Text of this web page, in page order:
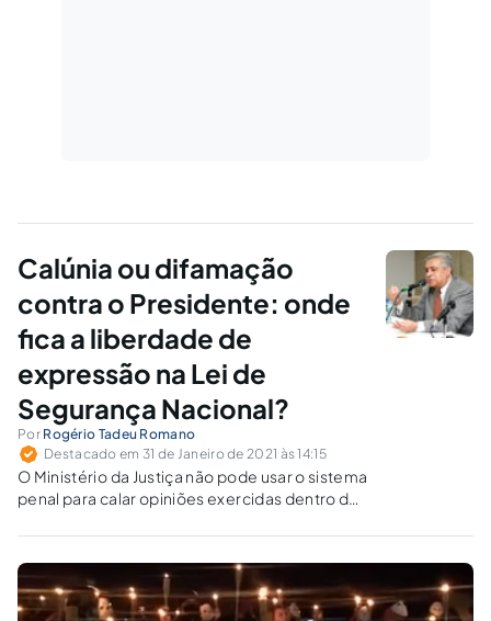
Calúnia ou difamação
contra o Presidente: onde
fica a liberdade de
expressão na Lei de
Segurança Nacional?
Por Rogério Tadeu Romano
Destacado em 31 de Janeiro de 2021 às 14:15
O Ministério da Justiça não pode usar o sistema
penal para calar opiniões exercidas dentro dos
República.